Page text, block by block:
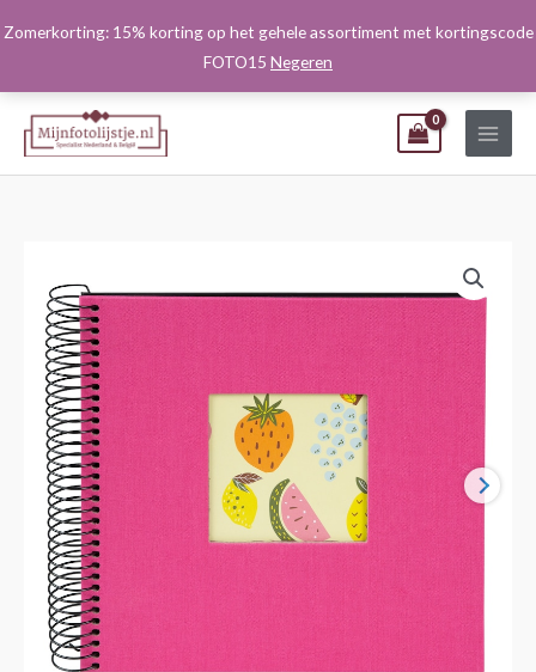
Zomerkorting: 15% korting op het gehele assortiment met kortingscode
FOTO15 Negeren
naar